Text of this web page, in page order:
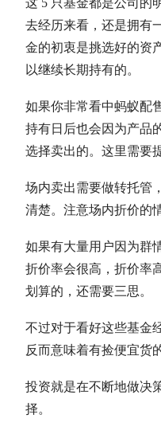
这 5 只基金都是公司的
去经历来看，还是拥有
金的初衷是挑选好的资
以继续长期持有的。
如果你非常看中蚂蚁配
持有日后也会因为产品
选择卖出的。这里需要
场内卖出需要做转托管
清楚。注意场内折价的
如果有大量用户因为群
折价率会很高，折价率
划算的，还需要三思。
不过对于看好这些基金
反而意味着有捡便宜货
投资就是在不断地做决
择。